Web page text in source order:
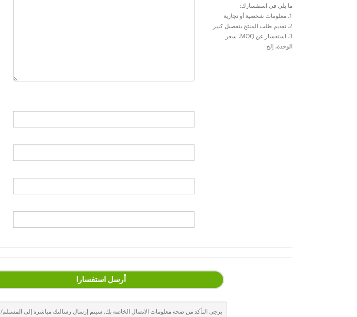
ما يلي في استفسارك:
1. معلومات شخصية أو تجارية
2. تقديم طلب المنتج بتفصيل كبير
3. استفسار عن MOQ، سعر
الوحدة، إلخ
أرسل استفسارا
يرجى التأكد من صحة معلومات الاتصال الخاصة بك. سيتم إرسال رسالتك مباشرة إلى المستلم/